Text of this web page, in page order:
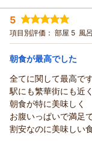
誠にありがとうござ
また帯広へお越しの
ご愛顧いただけま
またお客様とお会い
す。
フロント 有馬
支配人
す。
足いただけたよう
私どもホテルはお
る立地を心掛けてお
ます。
また、お部屋のイン
お子様方にとっても
とときとなったので
ございません。
「また帯広にきたら
に、今後もご家族皆
ワンドリンクチケッ
風呂近くにカゴ等が
の置き場に困ったの
来たてをもらえるの
ミングが緊張しました
シンプルだけど満足
車でしたが市営の駐
れやすいホテルだな
らない位置。
宿泊時期： 2026年05月
投稿者： あさみんさん
宿泊プラン： 【じゃらん
ンプルステイプラン-
宿泊価格帯： 15,001～
リッチモンドホテル帯
この度は数あるホテ
お選びいただき、ご
して誠にありがとう
また、ご滞在のご感
5
項目別評価： 部屋 5 風
朝食が最高でした
全てに関して最高で
駅にも繁華街にも近く
朝食が特に美味しく
お腹いっぱいで満足
割安なのに美味しい